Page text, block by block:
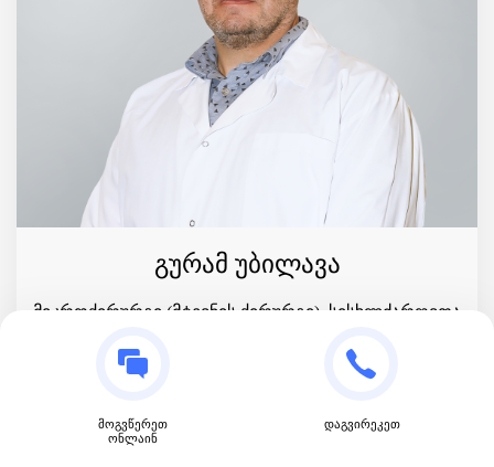
მოგვწერეთ
ონლაინ
დაგვირეკეთ
გურამ უბილავა
მიკროქირურგი (მტევნის ქირურგი), სისხლძარღვთა